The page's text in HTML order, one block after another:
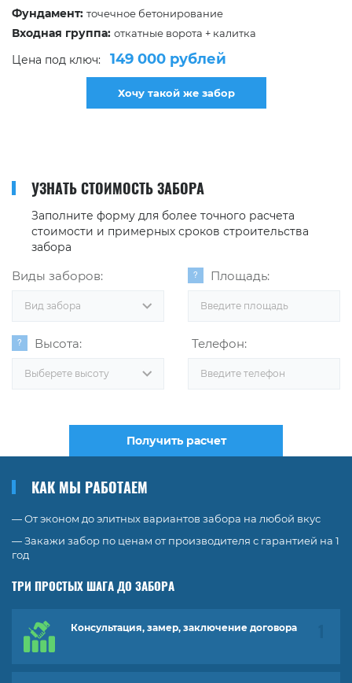
Фундамент: точечное бетонирование
Входная группа: откатные ворота + калитка
Цена под ключ: 149 000 рублей
Хочу такой же забор
УЗНАТЬ СТОИМОСТЬ ЗАБОРА
Заполните форму для более точного расчета
стоимости и примерных сроков строительства
забора
Виды заборов:
Вид забора
Площадь:
Высота:
Выберете высоту
Телефон:
Получить расчет
КАК МЫ РАБОТАЕМ
— От эконом до элитных вариантов забора на любой вкус
— Закажи забор по ценам от производителя с гарантией на 1
год
ТРИ ПРОСТЫХ ШАГА ДО ЗАБОРА
Консультация, замер, заключение договора